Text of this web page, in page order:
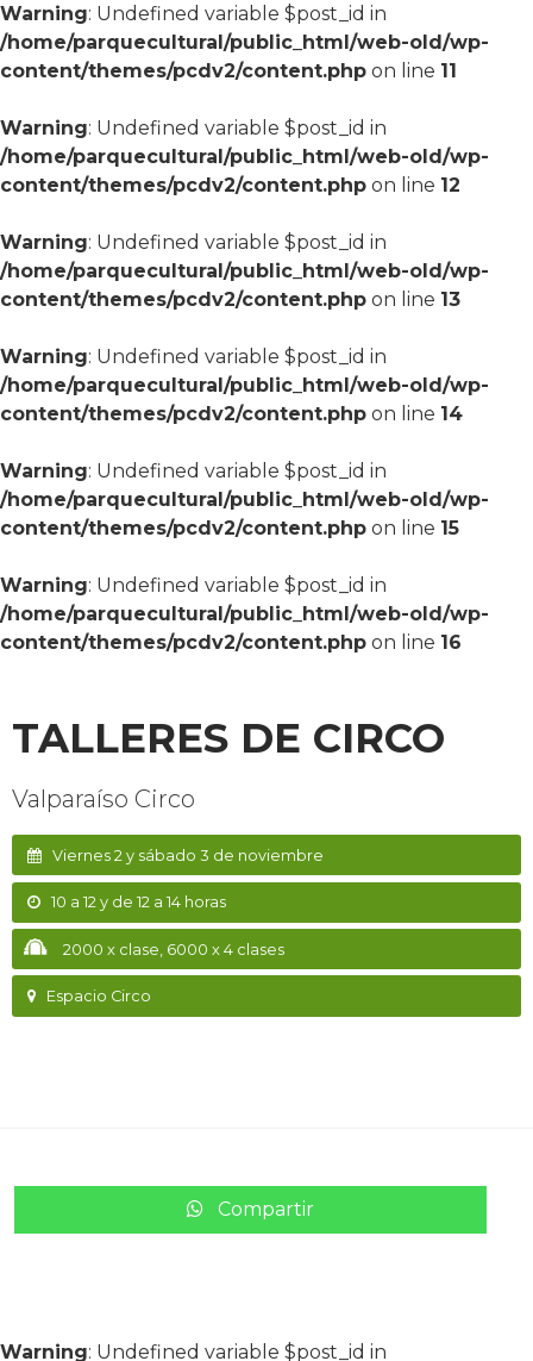
Warning: Undefined variable $post_id in
/home/parquecultural/public_html/web-old/wp-
content/themes/pcdv2/content.php on line 11
Warning: Undefined variable $post_id in
/home/parquecultural/public_html/web-old/wp-
content/themes/pcdv2/content.php on line 12
Warning: Undefined variable $post_id in
/home/parquecultural/public_html/web-old/wp-
content/themes/pcdv2/content.php on line 13
Warning: Undefined variable $post_id in
/home/parquecultural/public_html/web-old/wp-
content/themes/pcdv2/content.php on line 14
Warning: Undefined variable $post_id in
/home/parquecultural/public_html/web-old/wp-
content/themes/pcdv2/content.php on line 15
Warning: Undefined variable $post_id in
/home/parquecultural/public_html/web-old/wp-
content/themes/pcdv2/content.php on line 16
TALLERES DE CIRCO
Valparaíso Circo
Viernes 2 y sábado 3 de noviembre
10 a 12 y de 12 a 14 horas
2000 x clase, 6000 x 4 clases
Espacio Circo
Compartir
Warning: Undefined variable $post_id in